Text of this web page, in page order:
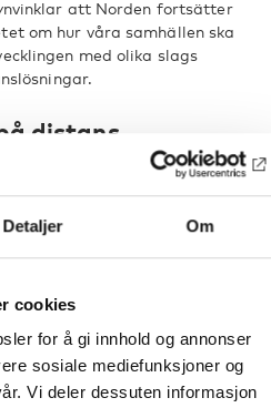
Detaljer Om
cookies
for å gi innhold og annonser
sosiale mediefunksjoner og
Vi deler dessuten informasjon
att Norden fortsätter
om hur våra samhällen ska
med olika slags
distans
av Nordiska ministerrådet
ordförandeskapet 2018.
centrum i
arbetet med stöd av